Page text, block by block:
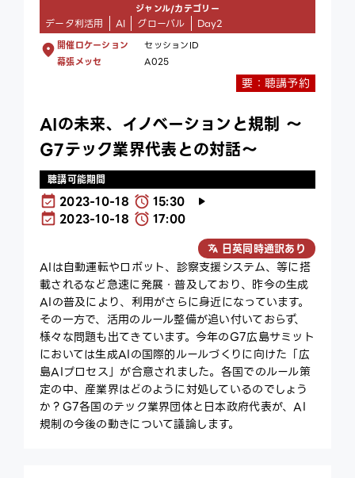
ジャンル/カテゴリー
データ利活用 AI グローバル Day2
開催ロケーション
幕張メッセ
セッションID
A025
要：聴講予約
AIの未来、イノベーションと規制 ～
G7テック業界代表との対話～
聴講可能期間
2023-10-18
15:30
2023-10-18
17:00
日英同時通訳あり
AIは自動運転やロボット、診察支援システム、等に搭
載されるなど急速に発展・普及しており、昨今の生成
AIの普及により、利用がさらに身近になっています。
その一方で、活用のルール整備が追い付いておらず、
様々な問題も出てきています。今年のG7広島サミット
においては生成AIの国際的ルールづくりに向けた「広
島AIプロセス」が合意されました。各国でのルール策
定の中、産業界はどのように対処しているのでしょう
か？G7各国のテック業界団体と日本政府代表が、AI
規制の今後の動きについて議論します。